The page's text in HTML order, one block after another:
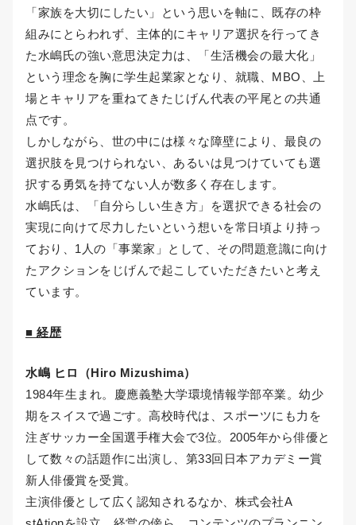
「家族を大切にしたい」という思いを軸に、既存の枠
組みにとらわれず、主体的にキャリア選択を行ってき
た水嶋氏の強い意思決定力は、「生活機会の最大化」
という理念を胸に学生起業家となり、就職、MBO、上
場とキャリアを重ねてきたじげん代表の平尾との共通
点です。
しかしながら、世の中には様々な障壁により、最良の
選択肢を見つけられない、あるいは見つけていても選
択する勇気を持てない人が数多く存在します。
水嶋氏は、「自分らしい生き方」を選択できる社会の
実現に向けて尽力したいという想いを常日頃より持っ
ており、1人の「事業家」として、その問題意識に向け
たアクションをじげんで起こしていただきたいと考え
ています。
■ 経歴
水嶋 ヒロ（Hiro Mizushima）
1984年生まれ。慶應義塾大学環境情報学部卒業。幼少
期をスイスで過ごす。高校時代は、スポーツにも力を
注ぎサッカー全国選手権大会で3位。2005年から俳優と
して数々の話題作に出演し、第33回日本アカデミー賞
新人俳優賞を受賞。
主演俳優として広く認知されるなか、株式会社A